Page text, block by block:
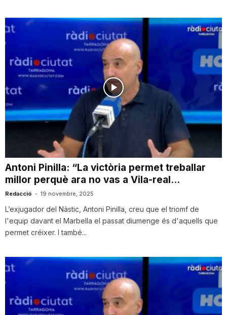
Antoni Pinilla: “La victòria permet treballar
millor perquè ara no vas a Vila-real...
Redacció - 19 novembre, 2025
L’exjugador del Nàstic, Antoni Pinilla, creu que el triomf de
l'equip davant el Marbella el passat diumenge és d'aquells que
permet créixer. I també...